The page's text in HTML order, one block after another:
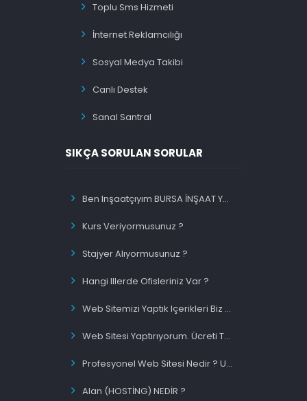
Toplu Sms Hizmeti
İnternet Reklamcılığı
Sosyal Medya Takibi
Canlı Destek
Sanal Santral
SIKÇA SORULAN SORULAR
Ben Inşaatçıyım BURSA İNŞAAT Yazınca Ilk Sırada Olacakmıyım ?
Kurs Veriyormusunuz ?
Stajyer Alıyormusunuz ?
Hangi Illerde Ofisleriniz Var ?
Web Sitemizi Yaptık Içerikleri Biz Migiriyorsunuz Siz Mi ?
Web Sitesi Yaptırıyorum. Ücreti Tek Sefermi Ödeyeceğim ?
Profesyonel Web Sitesi Nedir ? Uygun Fiyatlı Web Site Nedir ?
Alan (HOSTİNG) NEDİR ?